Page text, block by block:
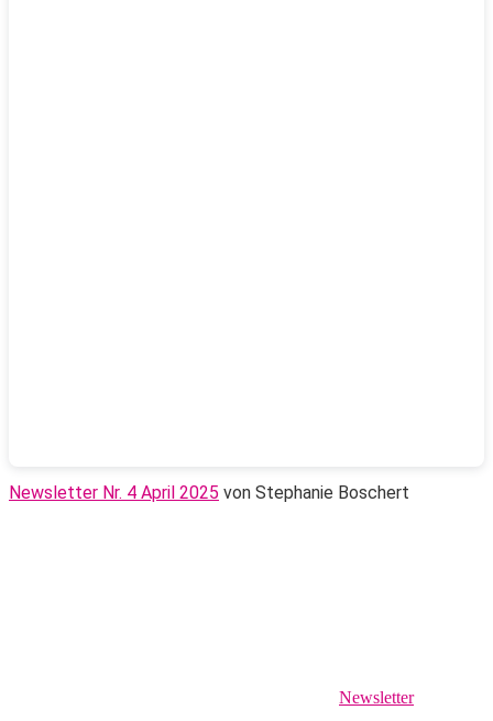
Newsletter Nr. 4 April 2025 von Stephanie Boschert
Newsletter